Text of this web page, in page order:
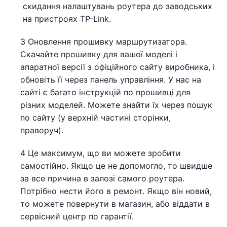
скидання налаштувань роутера до заводських
на пристроях TP-Link.
3 Оновлення прошивку маршрутизатора.
Скачайте прошивку для вашої моделі і
апаратної версії з офіційного сайту виробника, і
обновіть її через панель управління. У нас на
сайті є багато інструкцій по прошивці для
різних моделей. Можете знайти їх через пошук
по сайту (у верхній частині сторінки,
праворуч).
4 Це максимум, що ви можете зробити
самостійно. Якщо це не допомогло, то швидше
за все причина в залозі самого роутера.
Потрібно нести його в ремонт. Якщо він новий,
то можете повернути в магазин, або віддати в
сервісний центр по гарантії.